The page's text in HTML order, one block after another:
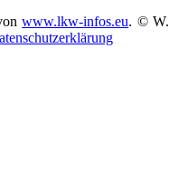
www.lkw-infos.eu. © W.